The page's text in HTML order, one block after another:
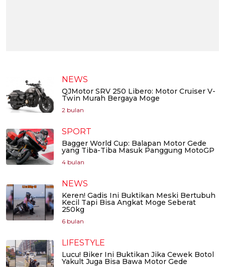
NEWS
QJMotor SRV 250 Libero: Motor Cruiser V-
Twin Murah Bergaya Moge
2 bulan
SPORT
Bagger World Cup: Balapan Motor Gede
yang Tiba-Tiba Masuk Panggung MotoGP
4 bulan
NEWS
Keren! Gadis Ini Buktikan Meski Bertubuh
Kecil Tapi Bisa Angkat Moge Seberat
250kg
6 bulan
LIFESTYLE
Lucu! Biker Ini Buktikan Jika Cewek Botol
Yakult Juga Bisa Bawa Motor Gede